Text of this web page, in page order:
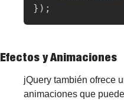
});
Efectos y Animaciones
jQuery también ofrece
animaciones que